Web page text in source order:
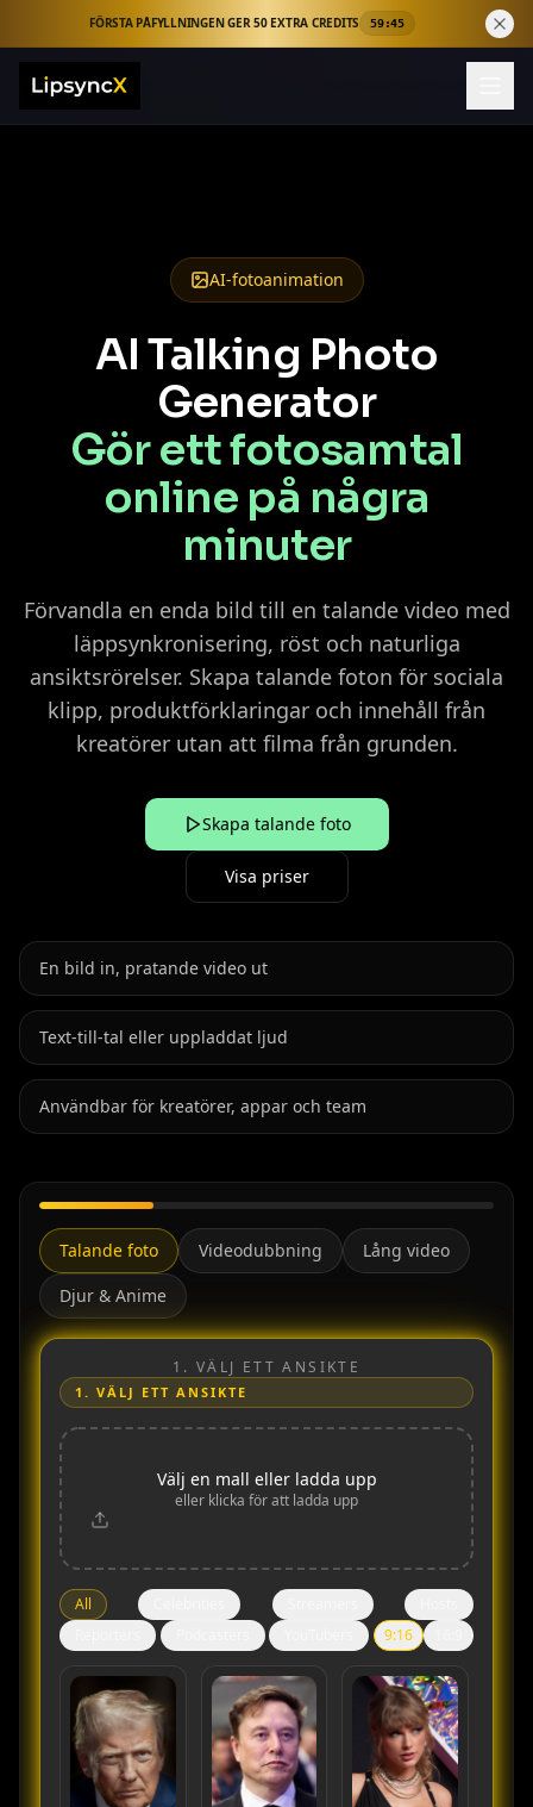
FÖRSTA PÅFYLLNINGEN GER 50 EXTRA CREDITS 59:44
AI-fotoanimation
AI Talking Photo
Generator
Gör ett fotosamtal
online på några
minuter
Förvandla en enda bild till en talande video med
läppsynkronisering, röst och naturliga
ansiktsrörelser. Skapa talande foton för sociala
klipp, produktförklaringar och innehåll från
kreatörer utan att filma från grunden.
Skapa talande foto
Visa priser
En bild in, pratande video ut
Text-till-tal eller uppladdat ljud
Användbar för kreatörer, appar och team
Talande foto Videodubbning
Lång video
Djur & Anime
1. VÄLJ ETT ANSIKTE
1. VÄLJ ETT ANSIKTE
Välj en mall eller ladda upp
eller klicka för att ladda upp
All
9:16